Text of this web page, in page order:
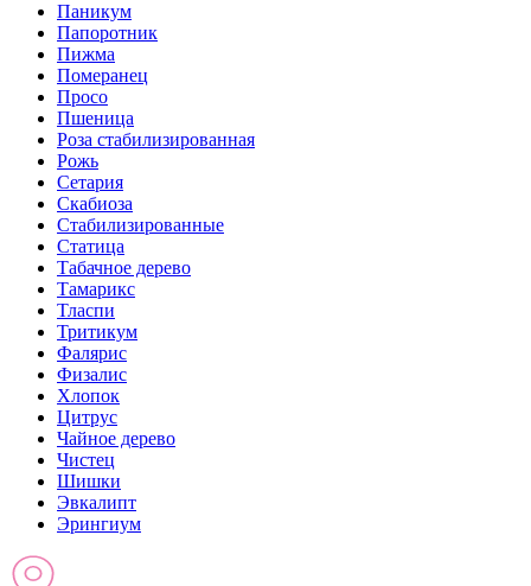
Паникум
Папоротник
Пижма
Померанец
Просо
Пшеница
Роза стабилизированная
Рожь
Сетария
Скабиоза
Стабилизированные
Статица
Табачное дерево
Тамарикс
Тласпи
Тритикум
Фалярис
Физалис
Хлопок
Цитрус
Чайное дерево
Чистец
Шишки
Эвкалипт
Эрингиум